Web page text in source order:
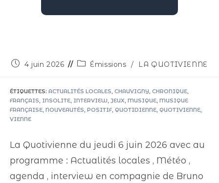
4 juin 2026 Émissions / LA QUOTIVIENNE
ÉTIQUETTES: ACTUALITÉS LOCALES CHAUVIGNY CHRONIQUE
FRANÇAIS INSOLITE INTERVIEW JEUX MUSIQUE MUSIQUE
FRANÇAISE NOUVEAUTÉS POSITIF QUOTIDIENNE QUOTIVIENNE
VIENNE
La Quotivienne du jeudi 6 juin 2026 avec au
programme : Actualités locales , Météo ,
agenda , interview en compagnie de Bruno